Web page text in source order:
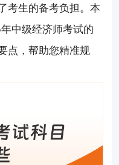
考生的备考负担。本
中级经济师考试的
点，帮助您精准规